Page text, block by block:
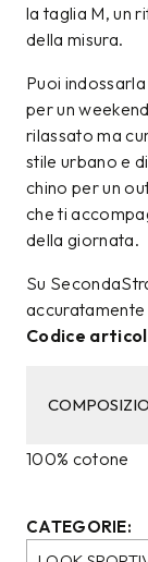
la taglia M, un
della misura.
Puoi
per un
rilassato ma
stile urbano e
chino per un
che ti
della giornata.
Su
accuratamente
Codice
100% cotone
CATEGORIE: